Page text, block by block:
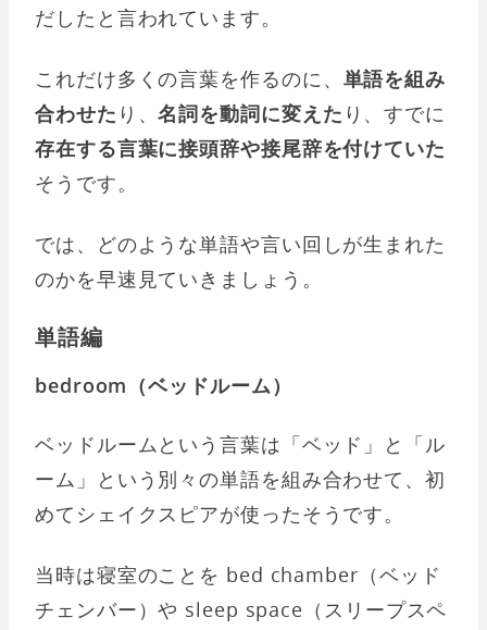
だしたと言われています。
これだけ多くの言葉を作るのに、 単語を組み
合わせた り、名詞を動詞に変えた り、すでに
存在する言葉に接頭辞や接尾辞を付けていた
そうです。
では、どのような単語や言い回しが生まれた
のかを早速見ていきましょう。
単語編
bedroom（ベッドルーム）
ベッドルームという言葉は「ベッド」と「ル
ーム」という別々の単語を組み合わせて、初
めてシェイクスピアが使ったそうです。
当時は寝室のことを bed chamber（ベッド
チェンバー）や sleep space（スリープスペ